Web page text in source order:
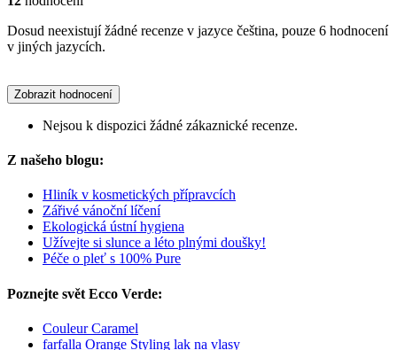
Dosud neexistují žádné recenze v jazyce čeština, pouze 6 hodnocení
v jiných jazycích.
Zobrazit hodnocení
Nejsou k dispozici žádné zákaznické recenze.
Z našeho blogu:
Hliník v kosmetických přípravcích
Zářivé vánoční líčení
Ekologická ústní hygiena
Užívejte si slunce a léto plnými doušky!
Péče o pleť s 100% Pure
Poznejte svět Ecco Verde:
Couleur Caramel
farfalla Orange Styling lak na vlasy